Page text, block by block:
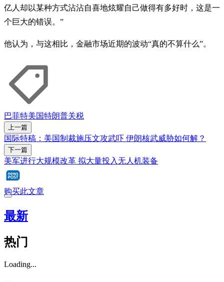
亿人却以某种方式沾沾自喜地炫耀自己做得有多好时，这是一
个巨大的错误。”
他认为，与这相比，金融市场近期的波动“真的不算什么”。
巴菲特美国特朗普关税
上一篇
国际特稿：美国制裁施压文攻武吓 伊朗核武威胁如何解？
下一篇
美军进行大规模改革 拟大量投入无人机装备
购买此文章
最新
热门
Loading...